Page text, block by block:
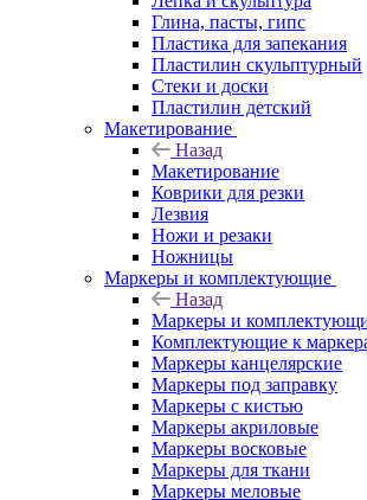
Глина, пасты, гипс
Пластика для запекания
Пластилин скульптурный
Стеки и доски
Пластилин детский
Макетирование
Назад
Макетирование
Коврики для резки
Лезвия
Ножи и резаки
Ножницы
Маркеры и комплектующие
Назад
Маркеры и
Комплектующие к
Маркеры канцелярские
Маркеры под заправку
Маркеры с кистью
Маркеры акриловые
Маркеры восковые
Маркеры для ткани
Маркеры меловые